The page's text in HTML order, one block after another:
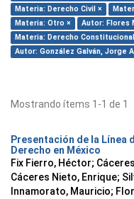
Materia: Derecho Civil ×
Materia: Otro ×
Autor: Flores
Materia: Derecho
Autor: González Galván, Jorge
Mostrando ítems 1-1 de 1
Presentación de la Línea
Derecho en México
Fix Fierro, Héctor;
Cáceres Nieto, Enrique;
Innamorato, Mauricio;